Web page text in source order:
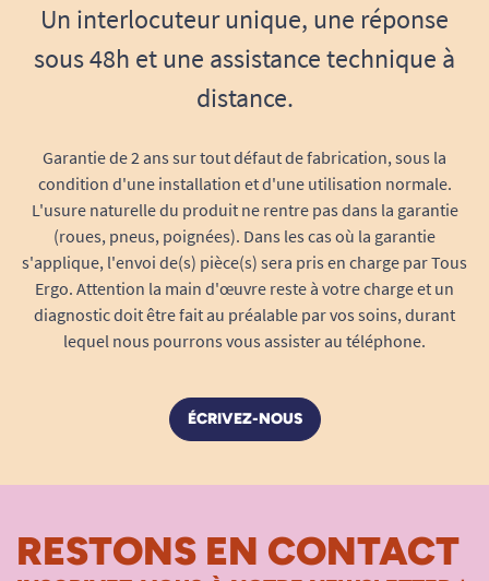
Un interlocuteur unique, une réponse
sous 48h et une assistance technique à
distance.
Garantie de 2 ans sur tout défaut de fabrication, sous la
condition d'une installation et d'une utilisation normale.
L'usure naturelle du produit ne rentre pas dans la garantie
(roues, pneus, poignées). Dans les cas où la garantie
s'applique, l'envoi de(s) pièce(s) sera pris en charge par Tous
Ergo. Attention la main d'œuvre reste à votre charge et un
diagnostic doit être fait au préalable par vos soins, durant
lequel nous pourrons vous assister au téléphone.
ÉCRIVEZ-NOUS
RESTONS EN CONTACT